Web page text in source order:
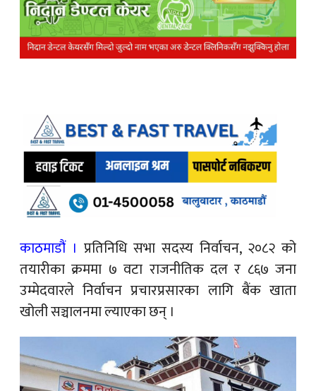
काठमाडौं । प्रतिनिधि सभा सदस्य निर्वाचन, २०८२ को
तयारीका क्रममा ७ वटा राजनीतिक दल र ८६७ जना
उम्मेदवारले निर्वाचन प्रचारप्रसारका लागि बैंक खाता
खोली सञ्चालनमा ल्याएका छन् ।